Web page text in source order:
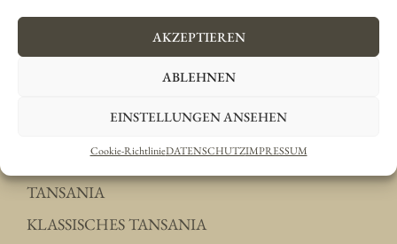
AKZEPTIEREN
ABLEHNEN
EINSTELLUNGEN ANSEHEN
Cookie-RichtlinieDATENSCHUTZIMPRESSUM
Mauritius
Seychellen
Unser Katalog
TANSANIA
KLASSISCHES TANSANIA